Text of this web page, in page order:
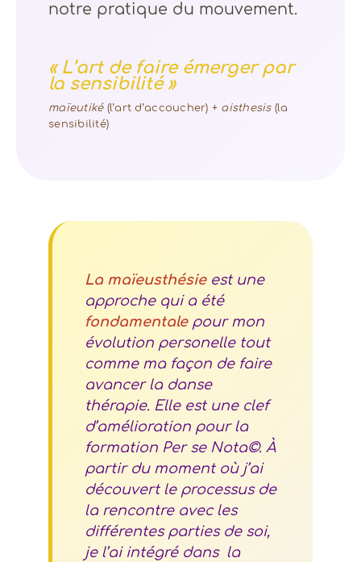
notre pratique du mouvement.
« L’art de faire émerger par
la sensibilité »
maïeutiké(l’art d’accoucher) + aisthesis(la
sensibilité)
La maïeusthésie est une
approche qui a été
fondamentalepour mon
évolution personelle tout
comme ma façon de faire
avancer la danse
thérapie. Elle est une clef
d’amélioration pour la
formation Per se Nota©. À
partir du moment où j’ai
découvert le processus de
la rencontre avec les
différentes parties de soi,
je l’ai intégré dans la